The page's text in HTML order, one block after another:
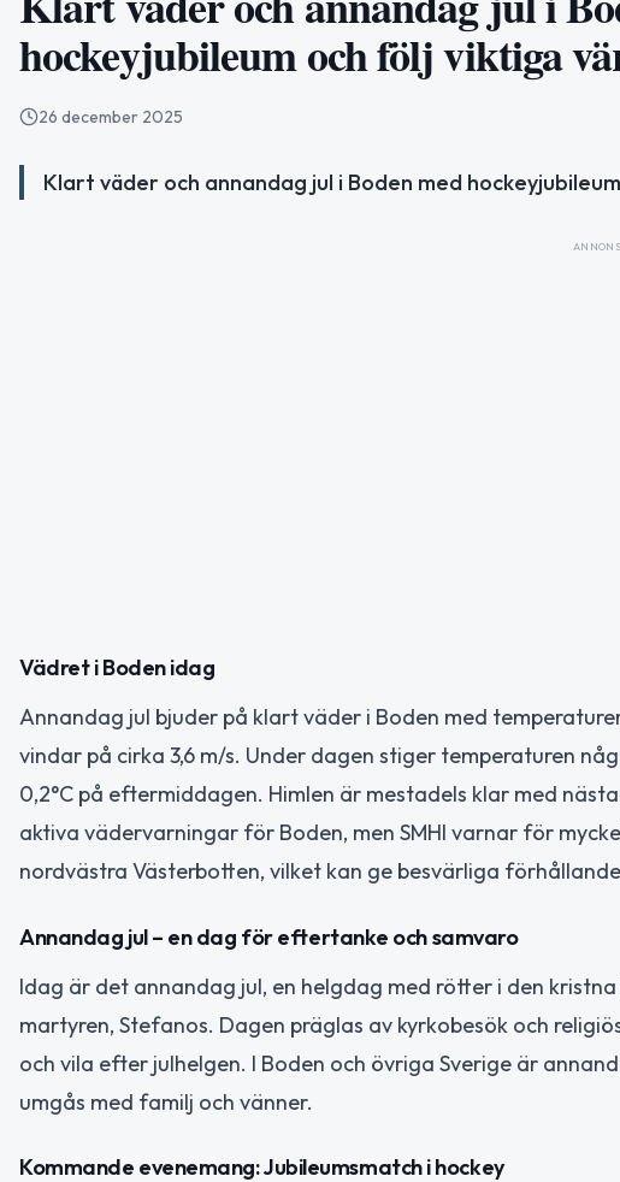
hockeyjubileum och följ viktiga
26 december 2025
Klart väder och annandag jul i Boden med
ANNONS
Vädret i Boden idag
Annandag jul bjuder på klart väder i Boden med
vindar på cirka 3,6 m/s. Under dagen stiger temperaturen
0,2°C på eftermiddagen. Himlen är mestadels klar med
aktiva vädervarningar för Boden, men SMHI varnar för
nordvästra Västerbotten, vilket kan ge besvärliga
Annandag jul – en dag för eftertanke och samvaro
Idag är det annandag jul, en helgdag med rötter i den
martyren, Stefanos. Dagen präglas av kyrkobesök och
och vila efter julhelgen. I Boden och övriga Sverige är
umgås med familj och vänner.
Kommande evenemang: Jubileumsmatch i hockey